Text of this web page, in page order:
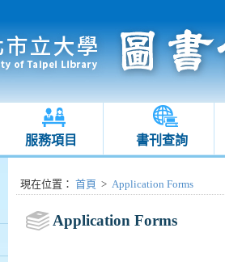
服務項目 書刊查詢
:::現在位置 ： 首頁 > Application Forms
Application Forms